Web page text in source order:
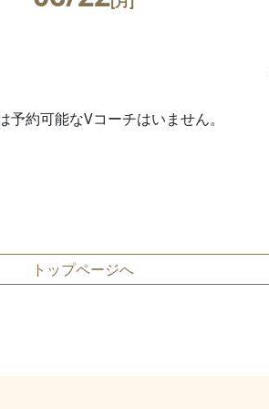
予約可能なVコーチはいません。
トップページへ